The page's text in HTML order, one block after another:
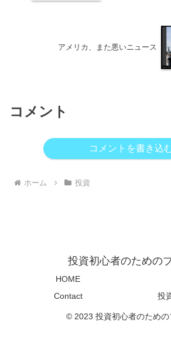
アメリカ、また悪いニュース
コメント
コメントを書き込
ホーム 投資
投資初心者のための
HOME
Contact
投
© 2023 投資初心者のための